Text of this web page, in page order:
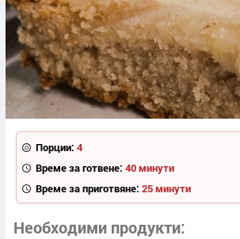
Порции: 4
Време за готвене: 40 минути
Време за приготвяне: 25 минути
Необходими продукти